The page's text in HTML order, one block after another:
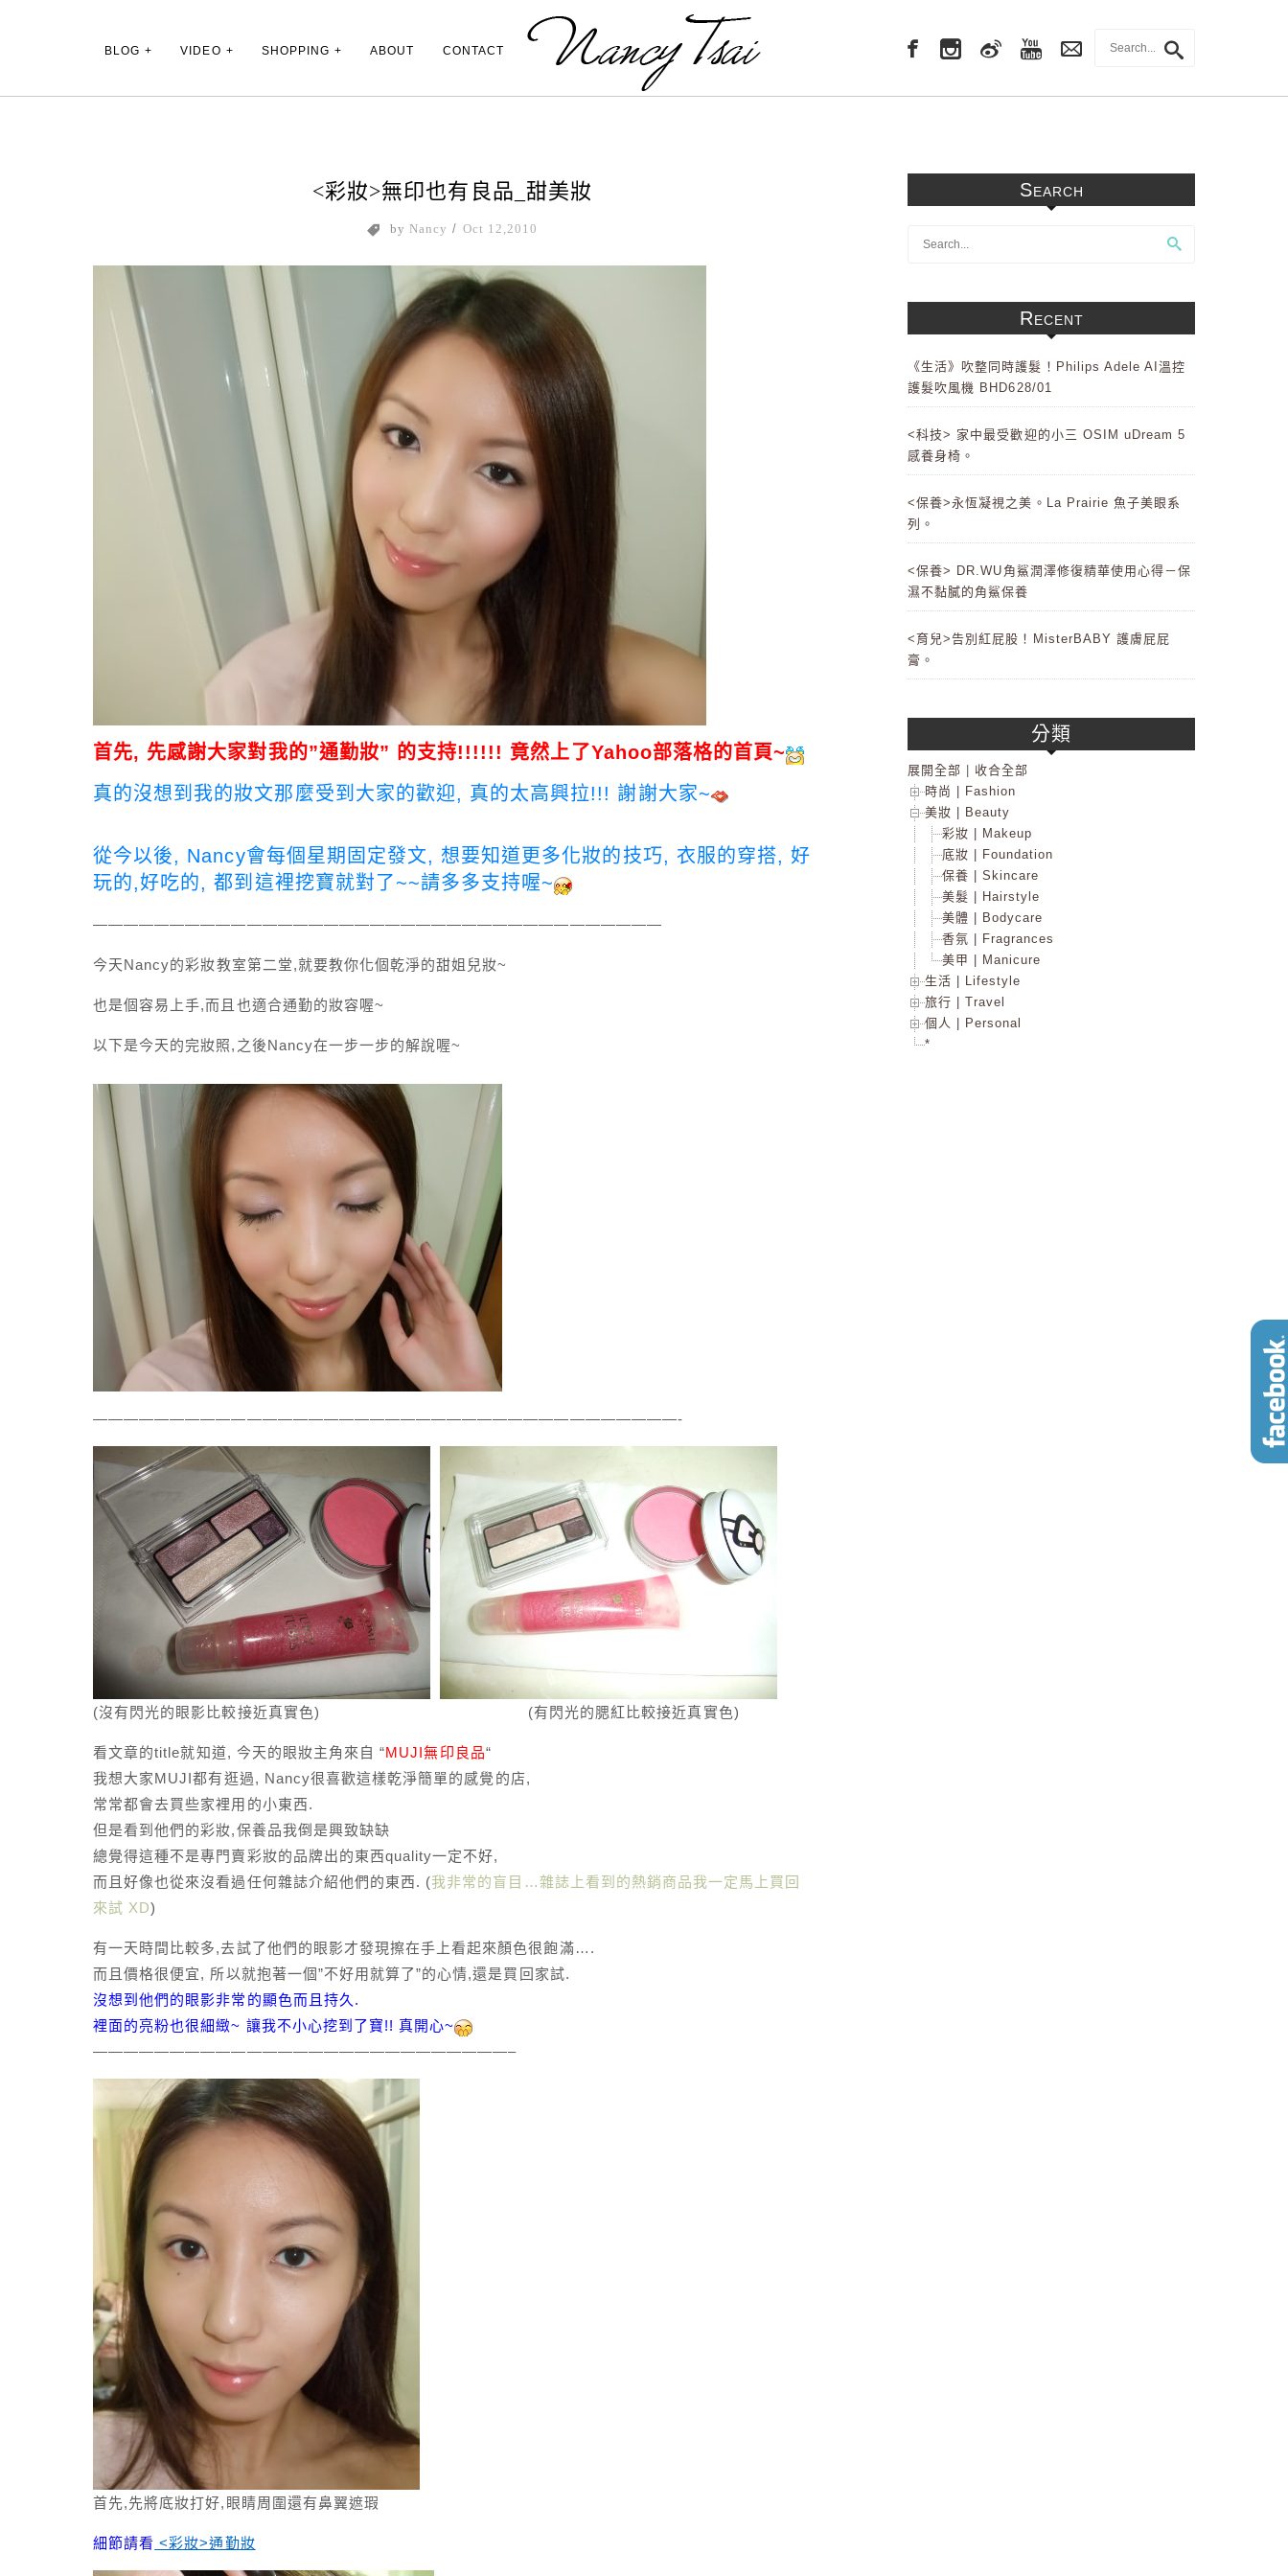
Main Menu
BLOG VIDEO SHOPPING ABOUT CONTACT
<彩妝>無印也有良品_甜美妝
by Nancy / Oct 12,2010
首先, 先感謝大家對我的”通勤妝” 的支持!!!!!! 竟然上了Yahoo部落格的首頁~
真的沒想到我的妝文那麼受到大家的歡迎, 真的太高興拉!!! 謝謝大家~
從今以後, Nancy會每個星期固定發文, 想要知道更多化妝的技巧, 衣服的穿搭, 好
玩的,好吃的, 都到這裡挖寶就對了~~請多多支持喔~
—————————————————————————————————————
今天Nancy的彩妝教室第二堂,就要教你化個乾淨的甜姐兒妝~
也是個容易上手,而且也適合通勤的妝容喔~
以下是今天的完妝照,之後Nancy在一步一步的解說喔~
——————————————————————————————————————-
(沒有閃光的眼影比較接近真實色) (有閃光的腮紅比較接近真實色)
看文章的title就知道, 今天的眼妝主角來自 “MUJI無印良品“
我想大家MUJI都有逛過, Nancy很喜歡這樣乾淨簡單的感覺的店,
常常都會去買些家裡用的小東西.
但是看到他們的彩妝,保養品我倒是興致缺缺
總覺得這種不是專門賣彩妝的品牌出的東西quality一定不好,
而且好像也從來沒看過任何雜誌介紹他們的東西. (我非常的盲目…雜誌上看到的熱銷商品我一定馬上買回
來試 XD)
有一天時間比較多,去試了他們的眼影才發現擦在手上看起來顏色很飽滿….
而且價格很便宜, 所以就抱著一個”不好用就算了”的心情,還是買回家試.
沒想到他們的眼影非常的顯色而且持久.
裡面的亮粉也很細緻~ 讓我不小心挖到了寶!! 真開心~
———————————————————————————–
首先,先將底妝打好,眼睛周圍還有鼻翼遮瑕
細節請看 <彩妝>通勤妝
Search
Recent
《生活》吹整同時護髮！Philips Adele AI溫控
護髮吹風機 BHD628/01
<科技> 家中最受歡迎的小三 OSIM uDream 5
感養身椅。
<保養>永恆凝視之美。La Prairie 魚子美眼系
列。
<保養> DR.WU角鯊潤澤修復精華使用心得－保
濕不黏膩的角鯊保養
<育兒>告別紅屁股！MisterBABY 護膚屁屁
膏。
分類
展開全部
收合全部
時尚 | Fashion
美妝 | Beauty
彩妝 | Makeup
底妝 | Foundation
保養 | Skincare
美髮 | Hairstyle
美體 | Bodycare
香氛 | Fragrances
美甲 | Manicure
生活 | Lifestyle
旅行 | Travel
個人 | Personal
*